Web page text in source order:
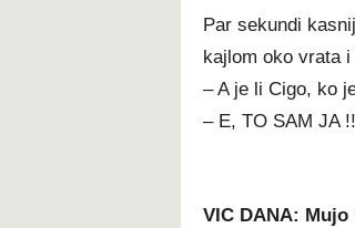
Par sekundi
kajlom oko vrata
– A je li Cigo, ko
– E, TO SAM JA
VIC DANA: